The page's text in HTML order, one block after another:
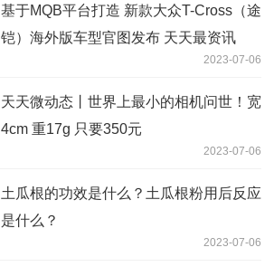
基于MQB平台打造 新款大众T-Cross（途
铠）海外版车型官图发布 天天最资讯
2023-07-06
天天微动态丨世界上最小的相机问世！宽
4cm 重17g 只要350元
2023-07-06
土瓜根的功效是什么？土瓜根粉用后反应
是什么？
2023-07-06